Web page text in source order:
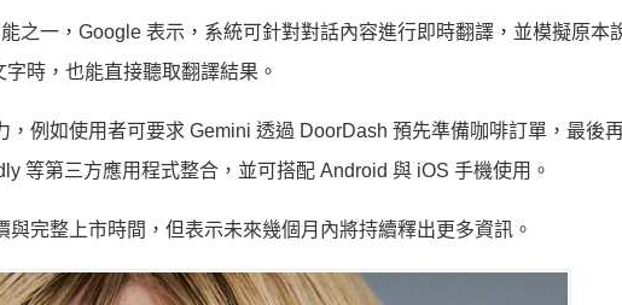
之一，Google 表示，系統可針對對話內容進行即時翻譯，並模擬原本
時，也能直接聽取翻譯結果。
例如使用者可要求 Gemini 透過 DoorDash 預先準備咖啡訂單，最後
等第三方應用程式整合，並可搭配 Android 與 iOS 手機使用。
完整上市時間，但表示未來幾個月內將持續釋出更多資訊。